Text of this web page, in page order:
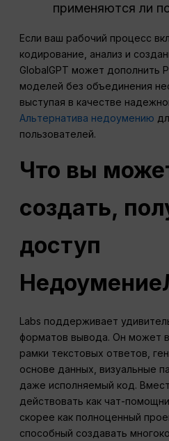
применяются ли
Если ваш рабочий процесс
кодирование, анализ и
GlobalGPT может дополнить
моделей без объединения
выступая в качестве
Альтернатива недоумению
пользователей.
Что вы
создать,
доступ
Недоумение
Labs поддерживает
форматов вывода. Он может
рамки текстовых ответов,
основе данных, визуальные
даже исполняемый код.
действовать как чат-
скорее как полноценный
способный создавать